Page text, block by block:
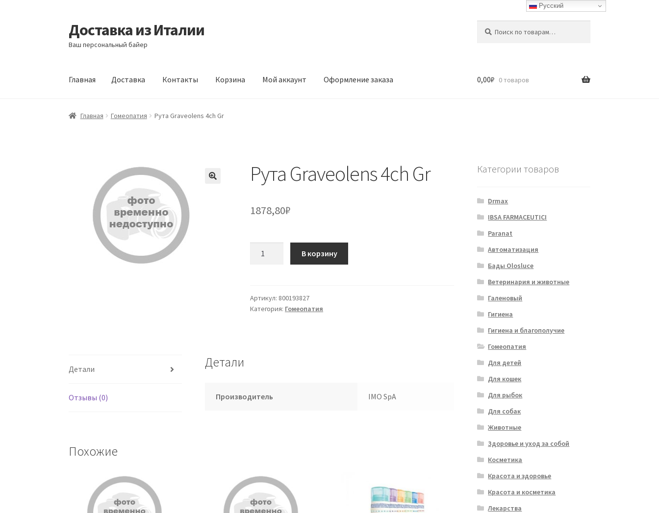
Перейти
к
навигации
Перейти
к
содержимому
Доставка из Италии
Ваш персональный байер
Главная Доставка Контакты Корзина Мой аккаунт Оформление заказа
Главная Доставка Контакты Корзина Мой аккаунт
0,00₽ 0 товаров
Главная Гомеопатия Рута Graveolens 4ch Gr
Рута Graveolens 4ch Gr
1878,80₽
4ch
Gr
В корзину
Артикул: 800193827
Категория: Гомеопатия
Детали
Отзывы (0)
Детали
Производитель IMO SpA
Похожие
Категории товаров
Drmax
IBSA FARMACEUTICI
Paranat
Автоматизация
Бады Olosluce
Ветеринария и животные
Галеновый
Гигиена
Гигиена и благополучие
Гомеопатия
Для детей
Для кошек
Для рыбок
Для собак
Животные
Здоровье и уход за собой
Косметика
Красота и здоровье
Красота и косметика
Лекарства
Русский